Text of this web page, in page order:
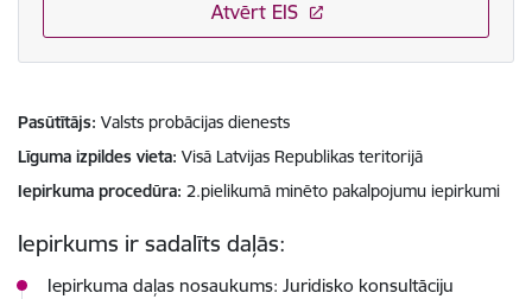
Atvērt EIS
Pasūtītājs Valsts probācijas dienests
Līguma izpildes vieta Visā Latvijas Republikas teritorijā
Iepirkuma procedūra 2.pielikumā minēto pakalpojumu iepirkumi
Iepirkums ir sadalīts daļās:
Iepirkuma daļas nosaukums: Juridisko konsultāciju